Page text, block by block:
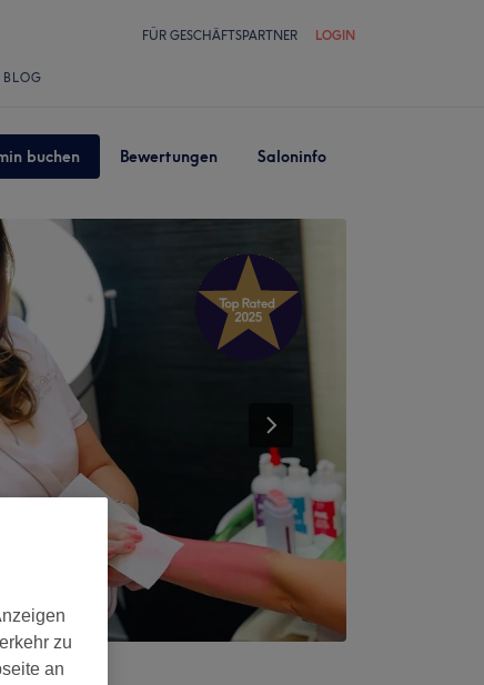
FÜR GESCHÄFTSPARTNER LOGIN
BLOG
buchen Bewertungen Saloninfo
zu
an